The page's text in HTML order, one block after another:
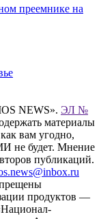
преемнике на
NEWS». ЭЛ №
материалы
вам угодно,
не будет. Мнение
публикаций.
продуктов —